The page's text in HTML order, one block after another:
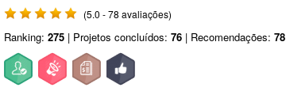
(5.0 - 78 avaliações)
Ranking: 275 | Projetos concluídos: 76 | Recomendações: 78